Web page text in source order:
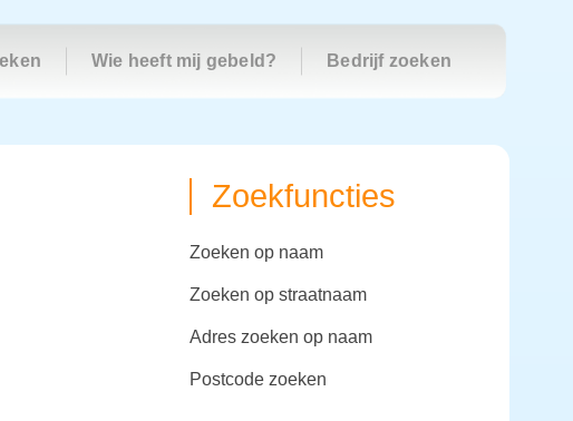
Wie heeft mij gebeld? Bedrijf zoeken
Zoekfuncties
zoeken op naam
zoeken op straatnaam
adres zoeken op naam
postcode zoeken